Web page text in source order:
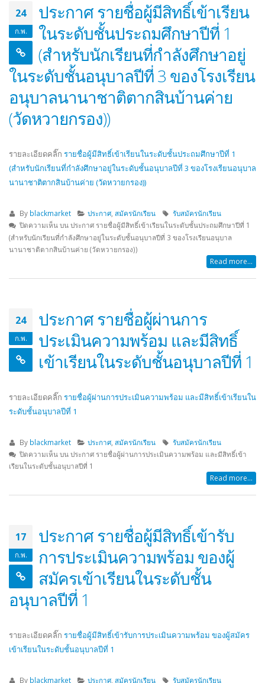
24
ก.พ.
ประกาศ รายชื่อผู้มีสิทธิ์เข้าเรียน
ในระดับชั้นประถมศึกษาปีที่ 1
(สำหรับนักเรียนที่กำลังศึกษาอยู่
ในระดับชั้นอนุบาลปีที่ 3 ของโรงเรียน
อนุบาลนานาชาติตากสินบ้านค่าย
(วัดหวายกรอง))
รายละเอียดคลิ๊ก รายชื่อผู้มีสิทธิ์เข้าเรียนในระดับชั้นประถมศึกษาปีที่ 1
(สำหรับนักเรียนที่กำลังศึกษาอยู่ในระดับชั้นอนุบาลปีที่ 3 ของโรงเรียนอนุบาล
นานาชาติตากสินบ้านค่าย (วัดหวายกรอง))
By blackmarket ประกาศ,สมัครนักเรียน
รับสมัครนักเรียน
ปิดความเห็นบน ประกาศ รายชื่อผู้มีสิทธิ์เข้าเรียนในระดับชั้นประถมศึกษาปีที่ 1
(สำหรับนักเรียนที่กำลังศึกษาอยู่ในระดับชั้นอนุบาลปีที่ 3 ของโรงเรียนอนุบาล
นานาชาติตากสินบ้านค่าย (วัดหวายกรอง))
Read more...
24
ก.พ.
ประกาศ รายชื่อผู้ผ่านการ
ประเมินความพร้อม และมีสิทธิ์
เข้าเรียนในระดับชั้นอนุบาลปีที่ 1
รายละเอียดคลิ๊ก รายชื่อผู้ผ่านการประเมินความพร้อม และมีสิทธิ์เข้าเรียนใน
ระดับชั้นอนุบาลปีที่ 1
By blackmarket ประกาศ ,สมัครนักเรียน
รับสมัครนักเรียน
ปิดความเห็นบน ประกาศ รายชื่อผู้ผ่านการประเมินความพร้อม และมีสิทธิ์เข้า
เรียนในระดับชั้นอนุบาลปีที่ 1
Read more...
17
ก.พ.
ประกาศ รายชื่อผู้มีสิทธิ์เข้ารับ
การประเมินความพร้อม ของผู้
สมัครเข้าเรียนในระดับชั้น
อนุบาลปีที่ 1
รายละเอียดคลิ๊ก รายชื่อผู้มีสิทธิ์เข้ารับการประเมินความพร้อม ของผู้สมัคร
เข้าเรียนในระดับชั้นอนุบาลปีที่ 1
By blackmarket ประกาศ ,สมัครนักเรียน รับสมัครนักเรียน